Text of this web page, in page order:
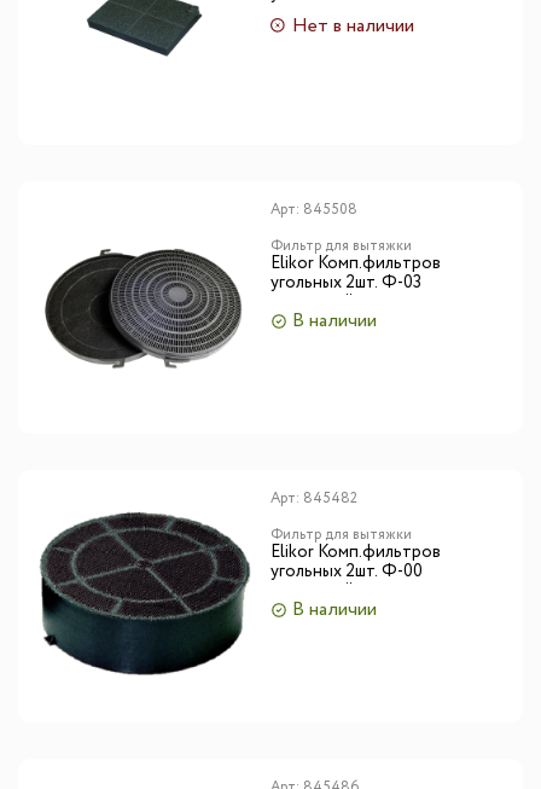
Нет в наличии
Арт: 845508
Фильтр для вытяжки
Elikor Комп.фильтров
угольных 2шт. Ф-03
кассетный
В наличии
Арт: 845482
Фильтр для вытяжки
Elikor Комп.фильтров
угольных 2шт. Ф-00
кассетный
В наличии